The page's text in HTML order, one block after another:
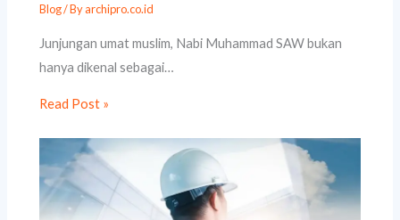
Blog/ Byarchipro.co.id
Junjungan umat muslim, Nabi Muhammad SAW bukan
hanya dikenal sebagai…
Read Post »